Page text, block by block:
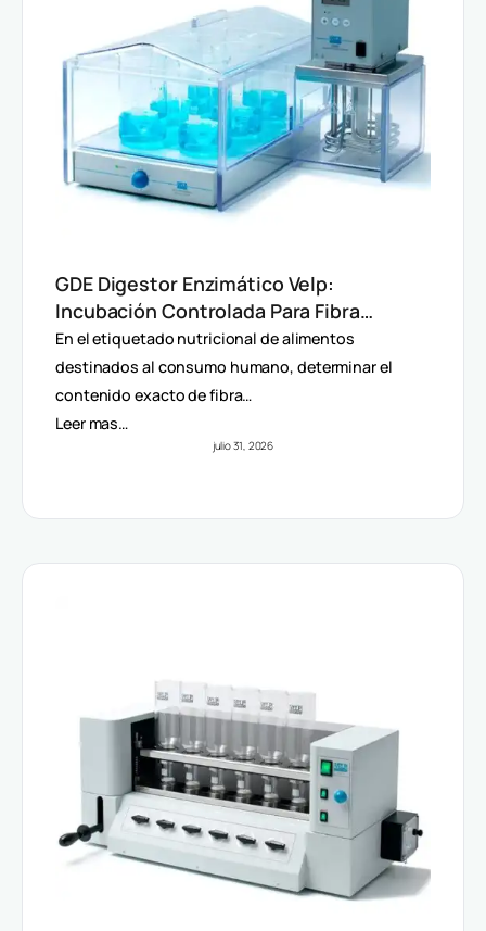
GDE Digestor Enzimático Velp:
Incubación Controlada Para Fibra
Dietética (AOAC)
En el etiquetado nutricional de alimentos
destinados al consumo humano, determinar el
contenido exacto de fibra…
Leer mas…
julio 31, 2026